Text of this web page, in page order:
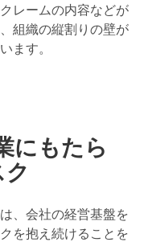
レームの内容などが
組織の縦割りの壁が
ます。
にもたら
、会社の経営基盤を
を抱え続けることを